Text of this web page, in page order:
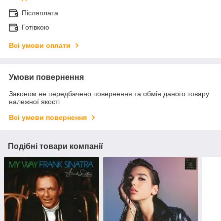
Післяплата
Готівкою
Всі умови оплати
Умови повернення
Законом не передбачено повернення та обмін даного товару
належної якості
Всі умови повернення
Подібні товари компанії